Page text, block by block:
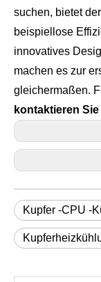
suchen, bietet
beispiellose
innovatives
machen es zur
kontaktieren
Kupfer -CPU -